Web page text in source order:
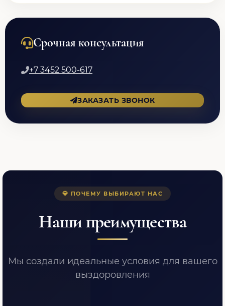
Срочная консультация
+7 3452 500-617
ЗАКАЗАТЬ ЗВОНОК
ПОЧЕМУ ВЫБИРАЮТ НАС
Наши преимущества
Мы создали идеальные условия для вашего
выздоровления